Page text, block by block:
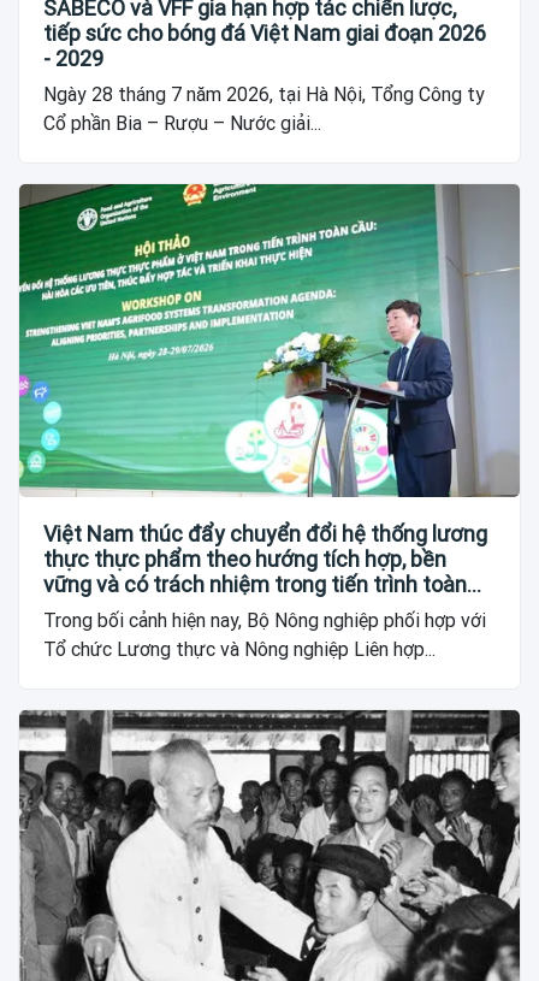
SABECO và VFF gia hạn hợp tác chiến lược,
tiếp sức cho bóng đá Việt Nam giai đoạn 2026
- 2029
Ngày 28 tháng 7 năm 2026, tại Hà Nội, Tổng Công ty
Cổ phần Bia – Rượu – Nước giải...
Việt Nam thúc đẩy chuyển đổi hệ thống lương
thực thực phẩm theo hướng tích hợp, bền
vững và có trách nhiệm trong tiến trình toàn
cầu
Trong bối cảnh hiện nay, Bộ Nông nghiệp phối hợp với
Tổ chức Lương thực và Nông nghiệp Liên hợp...